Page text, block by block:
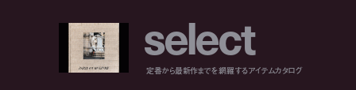
select
定番から最新作までを網羅するアイテムカタログ